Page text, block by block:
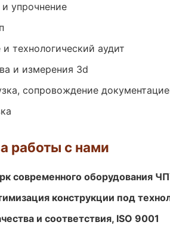
упрочнение
технологический аудит
и измерения 3d
сопровождение
работы с нами
современного оборудования
конструкции под
и соответствия, ISO 9001